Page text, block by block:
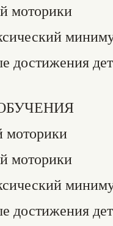
моторики
достижения
моторики
моторики
достижения